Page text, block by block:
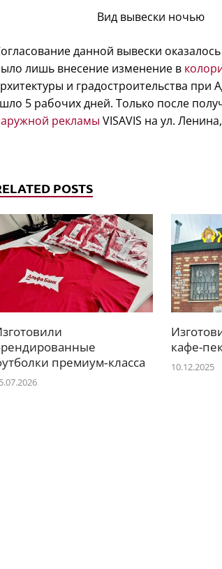
Вид вывески ночью
данной вывески
лишь внесение изменение в
и градостроительства
5 рабочих дней. Только после
рекламы VISAVIS на ул.
POSTS
премиум‑класса
кафе-
10.12.2025